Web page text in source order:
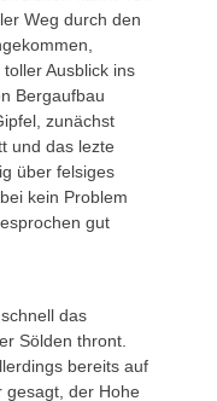
Weg durch den
Ausblick ins
Bergaufbau
zunächst
und das lezte
über felsiges
kein Problem
gut
das
Sölden thront.
bereits auf
gesagt, der Hohe